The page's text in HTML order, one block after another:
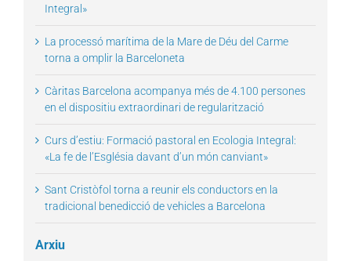
Integral»
La processó marítima de la Mare de Déu del Carme
torna a omplir la Barceloneta
Càritas Barcelona acompanya més de 4.100 persones
en el dispositiu extraordinari de regularització
Curs d’estiu: Formació pastoral en Ecologia Integral:
«La fe de l’Església davant d’un món canviant»
Sant Cristòfol torna a reunir els conductors en la
tradicional benedicció de vehicles a Barcelona
Arxiu